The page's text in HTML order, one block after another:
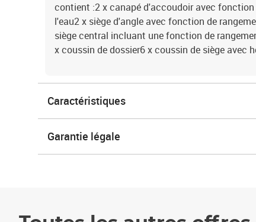
contient :2 x canapé d'accoudoir avec
l'eau2 x siège d'angle avec fonction de
siège central incluant une fonction de
x coussin de dossier6 x coussin de siège avec
Caractéristiques
Garantie légale